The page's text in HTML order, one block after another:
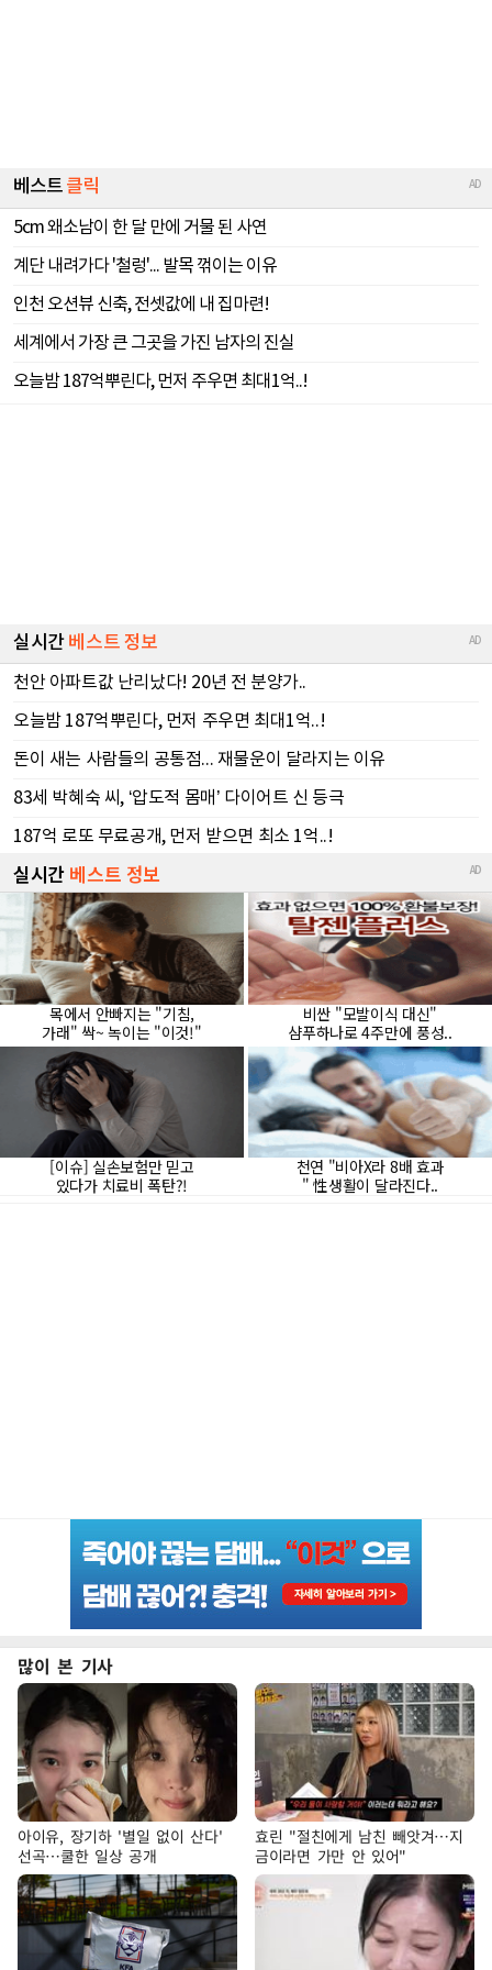
많이 본 기사
아이유, 장기하 '별일 없이 산다'
선곡…쿨한 일상 공개
효린 "절친에게 남친 빼앗겨…지
금이라면 가만 안 있어"